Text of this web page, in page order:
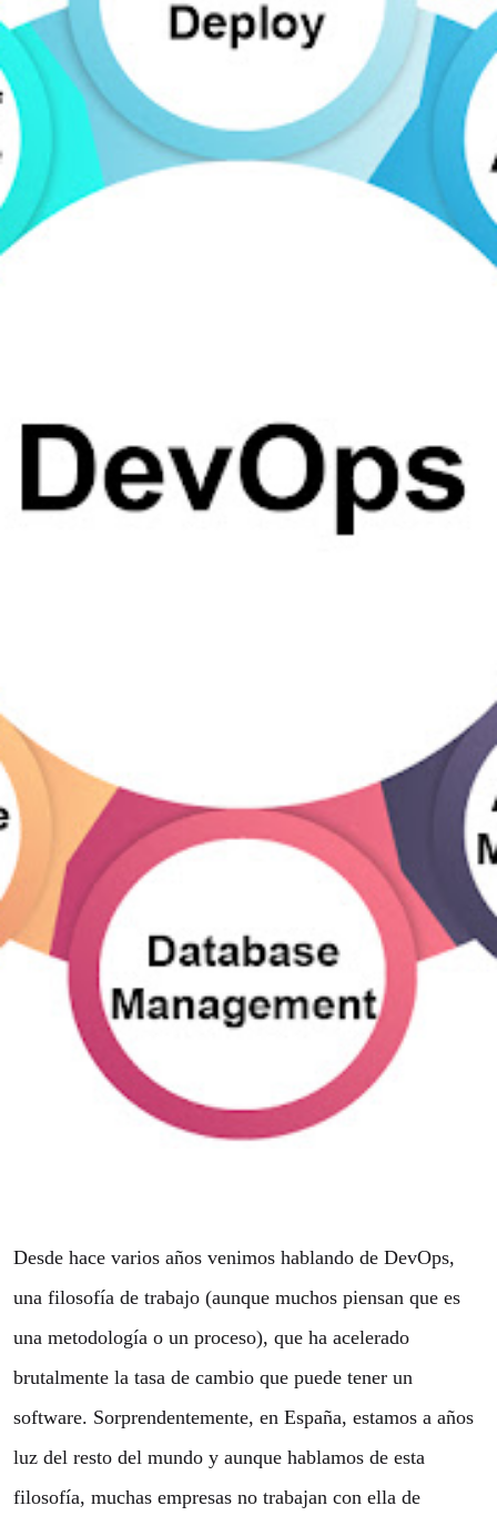
Desde hace varios años venimos hablando de DevOps,
una filosofía de trabajo (aunque muchos piensan que es
una metodología o un proceso), que ha acelerado
brutalmente la tasa de cambio que puede tener un
software. Sorprendentemente, en España, estamos a años
luz del resto del mundo y aunque hablamos de esta
filosofía, muchas empresas no trabajan con ella de